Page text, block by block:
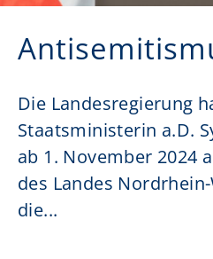
Die Landesregierung
Staatsministerin a.D.
ab 1. November 2024
des Landes
die...